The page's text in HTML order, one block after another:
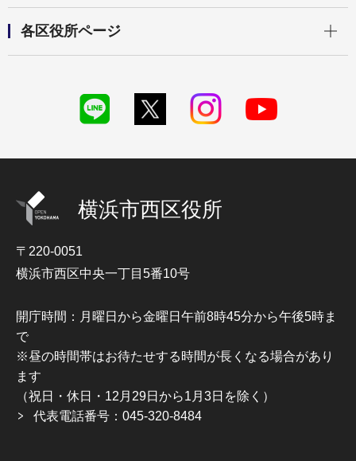
各区役所ページ
横浜市西区役所
〒220-0051
横浜市西区中央一丁目5番10号
開庁時間：月曜日から金曜日午前8時45分から午後5時ま
で
※昼の時間帯はお待たせする時間が長くなる場合があり
ます
（祝日・休日・12月29日から1月3日を除く）
代表電話番号：045-320-8484